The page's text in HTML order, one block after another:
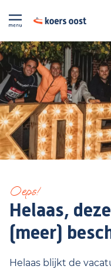
Oeps!
Helaas,
(meer)
Helaas blijkt de